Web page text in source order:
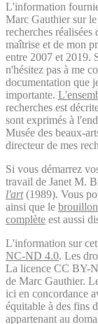
L'information
Marc Gauthier sur
recherches réalisées
maîtrise et de mon
entre 2007 et 2019.
n'hésitez pas à me
documentation que
importante.
recherches est
sont exprimés à
Musée des beaux-
directeur de mes
Si vous démarrez
travail de Janet M.
l'art(1989). Vous
ainsi que le brouillon
complète est aussi
L'information sur
NC-ND 4.0. Les
La licence CC BY-
de Marc Gauthier.
ici en concordance
équitable à des fins
appartenant au